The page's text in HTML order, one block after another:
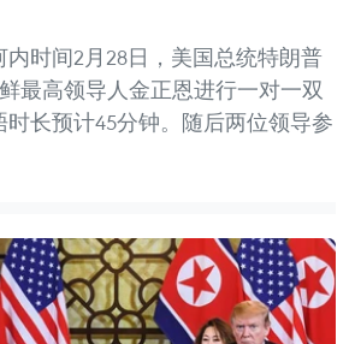
时间2月28日，美国总统特朗普
最高领导人金正恩进行一对一双
长预计45分钟。随后两位领导参